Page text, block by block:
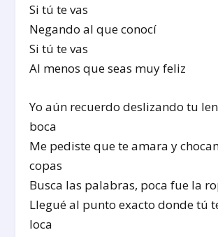
Si tú te vas
Negando al que conocí
Si tú te vas
Al menos que seas muy feliz
Yo aún recuerdo deslizando tu
boca
Me pediste que te amara y
copas
Busca las palabras, poca fue la
Llegué al punto exacto donde tú
loca